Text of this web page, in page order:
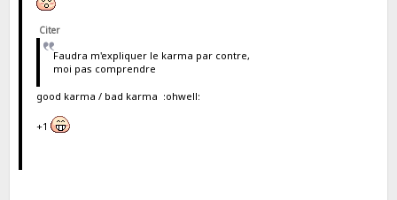
Citer
Faudra m'expliquer le karma par contre,
moi pas comprendre
good karma / bad karma :ohwell:
+1